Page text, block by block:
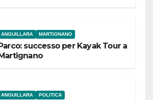
ANGUILLARA MARTIGNANO
successo per Kayak Tour a
ANGUILLARA POLITICA